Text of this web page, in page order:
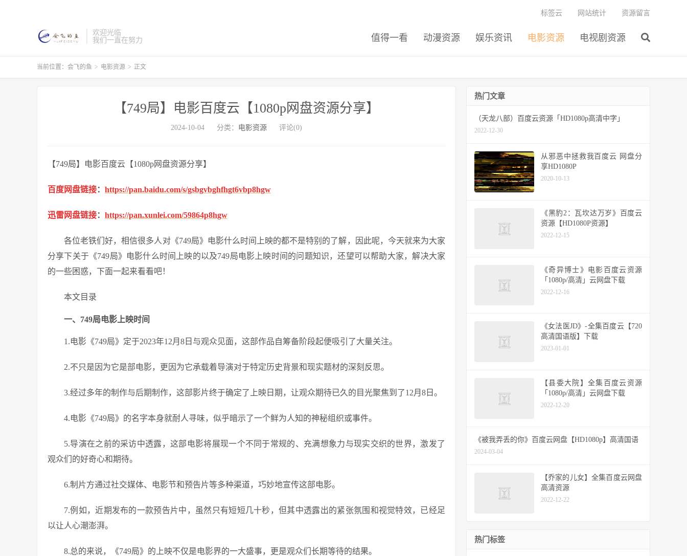
欢迎光临
我们一直在努力
值得一看 动漫资源 娱乐资讯 电影资源 电视剧资源
标签云 网站统计 资源留言
当前位置： 会飞的鱼 > 电影资源 > 正文
【749局】电影百度云【1080p网盘资源分享】
2024-10-04 分类： 电影资源 评论(0)
【749局】电影百度云【1080p网盘资源分享】
百度网盘链接： https://pan.baidu.com/s/gsbgvbghfhgt6vbp8hgw
迅雷网盘链接： https://pan.xunlei.com/59864p8hgw
各位老铁们好，相信很多人对《749局》电影什么时间上映的都不是特别的了解，因此呢，今天就来为大家
分享下关于《749局》电影什么时间上映的以及749局电影上映时间的问题知识，还望可以帮助大家，解决大家
的一些困惑，下面一起来看看吧！
本文目录
一、749局电影上映时间
1.电影《749局》定于2023年12月8日与观众见面，这部作品自筹备阶段起便吸引了大量关注。
2.不只是因为它是部电影，更因为它承载着导演对于特定历史背景和现实题材的深刻反思。
3.经过多年的制作与后期制作，这部影片终于确定了上映日期，让观众期待已久的目光聚焦到了12月8日。
4.电影《749局》的名字本身就耐人寻味，似乎暗示了一个鲜为人知的神秘组织或事件。
5.导演在之前的采访中透露，这部电影将展现一个不同于常规的、充满想象力与现实交织的世界，激发了
观众们的好奇心和期待。
6.制片方通过社交媒体、电影节和预告片等多种渠道，巧妙地宣传这部电影。
7.例如，近期发布的一款预告片中，虽然只有短短几十秒，但其中透露出的紧张氛围和视觉特效，已经足
以让人心潮澎湃。
8.总的来说，《749局》的上映不仅是电影界的一大盛事，更是观众们长期等待的结果。
热门文章
（天龙八部）百度云资源「HD1080p高清中字」
2022-12-30
从邪恶中拯救我百度云 网盘分
享HD1080P
2020-10-13
《黑豹2：瓦坎达万岁》百度云
资源【HD1080P资源】
2022-12-15
《奇异博士》电影百度云资源
「1080p/高清」云网盘下载
2022-12-16
《女法医JD》-全集百度云【720
高清国语版】下载
2023-01-01
【县委大院】全集百度云资源
「1080p/高清」云网盘下载
2022-12-20
《被我弄丢的你》百度云网盘【HD1080p】高清国语
2024-03-04
【乔家的儿女】全集百度云网盘
高清资源
2022-12-22
热门标签